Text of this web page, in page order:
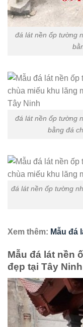
đá lát nền ốp tường
đá lát nền ốp tường
bằng đá
đá lát nền ốp tường
Xem thêm: Mẫu đá
Mẫu đá lát nền
đẹp tại Tây Ninh